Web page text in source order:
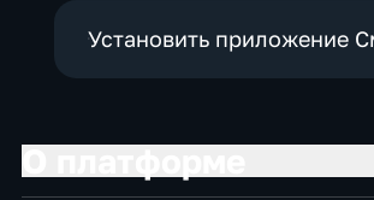
Установить приложение